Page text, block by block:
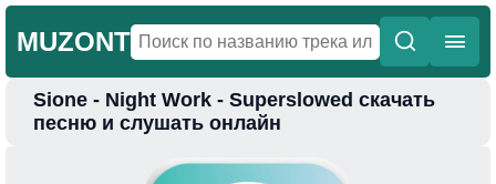
MUZONT
Главная
Sione - Night Work - Superslowed скачать
песню и слушать онлайн